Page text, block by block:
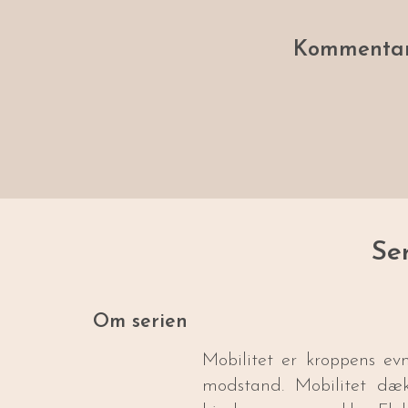
Om serien
Mobilitet er kroppens
modstand. Mobilitet